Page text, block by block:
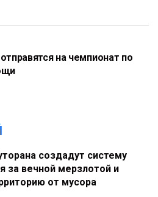
на чемпионат по
создадут систему
за вечной мерзлотой и
от мусора